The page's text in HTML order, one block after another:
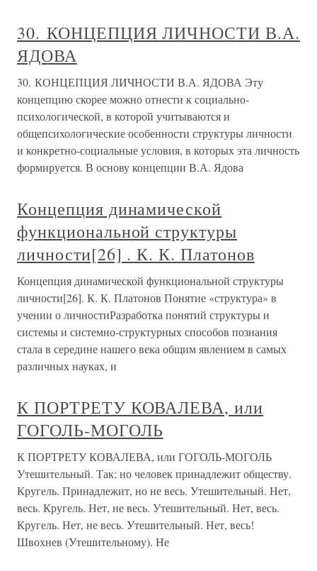
30. КОНЦЕПЦИЯ ЛИЧНОСТИ В.А.
ЯДОВА
30. КОНЦЕПЦИЯ ЛИЧНОСТИ В.А. ЯДОВА Эту
концепцию скорее можно отнести к социально-
психологической, в которой учитываются и
общепсихологические особенности структуры личности
и конкретно-социальные условия, в которых эта личность
формируется. В основу концепции В.А. Ядова
Концепция динамической
функциональной структуры
личности[26] . К. К. Платонов
Концепция динамической функциональной структуры
личности[26]. К. К. Платонов Понятие «структура» в
учении о личностиРазработка понятий структуры и
системы и системно-структурных способов познания
стала в середине нашего века общим явлением в самых
различных науках, и
К ПОРТРЕТУ КОВАЛЕВА, или
ГОГОЛЬ-МОГОЛЬ
К ПОРТРЕТУ КОВАЛЕВА, или ГОГОЛЬ-МОГОЛЬ
Утешительный. Так; но человек принадлежит обществу.
Кругель. Принадлежит, но не весь. Утешительный. Нет,
весь. Кругель. Нет, не весь. Утешительный. Нет, весь.
Кругель. Нет, не весь. Утешительный. Нет, весь!
Швохнев (Утешительному). Не